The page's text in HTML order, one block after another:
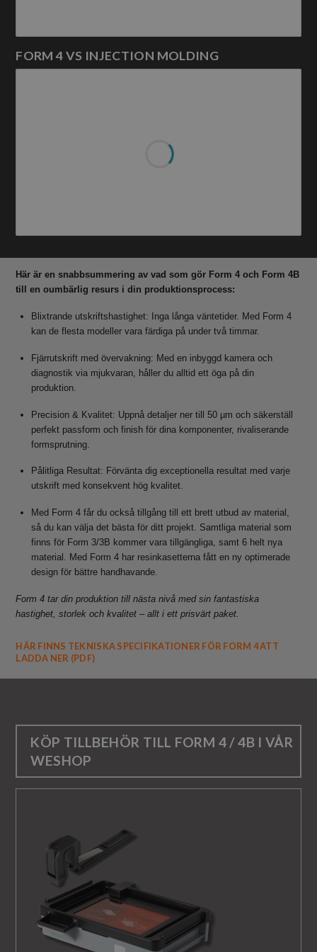
FORM 4 VS INJECTION MOLDING
Här är en snabbsummering av vad som gör Form 4 och Form 4B
till en oumbärlig resurs i din produktionsprocess:
Blixtrande utskriftshastighet: Inga långa väntetider. Med Form 4
kan de flesta modeller vara färdiga på under två timmar.
Fjärrutskrift med övervakning: Med en inbyggd kamera och
diagnostik via mjukvaran, håller du alltid ett öga på din
produktion.
Precision & Kvalitet: Uppnå detaljer ner till 50 µm och säkerställ
perfekt passform och finish för dina komponenter, rivaliserande
formsprutning.
Pålitliga Resultat: Förvänta dig exceptionella resultat med varje
utskrift med konsekvent hög kvalitet.
Med Form 4 får du också tillgång till ett brett utbud av material,
så du kan välja det bästa för ditt projekt. Samtliga material som
finns för Form 3/3B kommer vara tillgängliga, samt 6 helt nya
material. Med Form 4 har resinkasetterna fått en ny optimerade
design för bättre handhavande.
Form 4 tar din produktion till nästa nivå med sin fantastiska
hastighet, storlek och kvalitet – allt i ett prisvärt paket.
HÄR FINNS TEKNISKA SPECIFIKATIONER FÖR FORM 4 ATT
LADDA NER (PDF)
KÖP TILLBEHÖR TILL FORM 4 / 4B I VÅR
WESHOP